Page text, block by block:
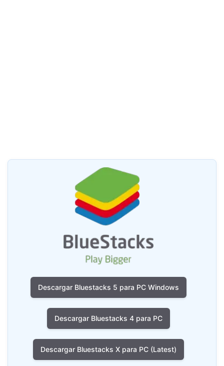
Descargar Bluestacks 5 para PC Windows
Descargar Bluestacks 4 para PC
Descargar Bluestacks X para PC (Latest)